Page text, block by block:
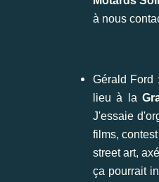
à nous
Gérald Ford
lieu à la
J'essaie
films,
street art,
ça pourrait